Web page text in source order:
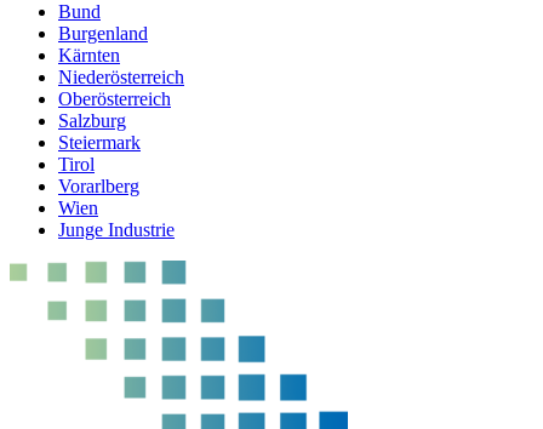
Bund
Burgenland
Kärnten
Niederösterreich
Oberösterreich
Salzburg
Steiermark
Tirol
Vorarlberg
Wien
Junge Industrie